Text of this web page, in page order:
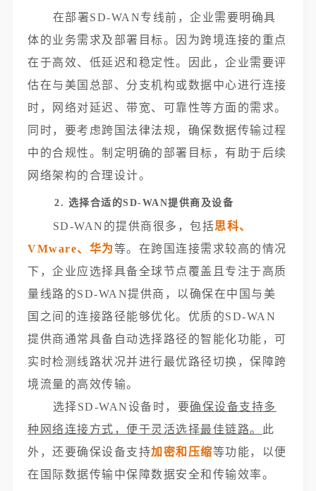
在部署SD-WAN专线前，企业需要明确具
体的业务需求及部署目标。因为跨境连接的重点
在于高效、低延迟和稳定性。因此，企业需要评
估在与美国总部、分支机构或数据中心进行连接
时，网络对延迟、带宽、可靠性等方面的需求。
同时，要考虑跨国法律法规，确保数据传输过程
中的合规性。制定明确的部署目标，有助于后续
网络架构的合理设计。
2. 选择合适的SD-WAN提供商及设备
SD-WAN的提供商很多，包括思科、
VMware、华为等。在跨国连接需求较高的情况
下，企业应选择具备全球节点覆盖且专注于高质
量线路的SD-WAN提供商，以确保在中国与美
国之间的连接路径能够优化。优质的SD-WAN
提供商通常具备自动选择路径的智能化功能，可
实时检测线路状况并进行最优路径切换，保障跨
境流量的高效传输。
选择SD-WAN设备时，要确保设备支持多
种网络连接方式，便于灵活选择最佳链路。
此
外，还要确保设备支持加密和压缩等功能，以便
在国际数据传输中保障数据安全和传输效率。